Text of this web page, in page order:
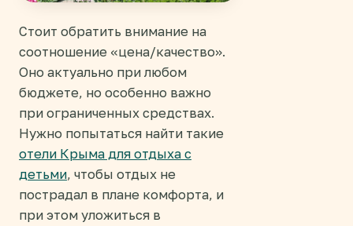
Стоит обратить внимание на
соотношение «цена/качество».
Оно актуально при любом
бюджете, но особенно важно
при ограниченных средствах.
Нужно попытаться найти такие
отели Крыма для отдыха с
детьми, чтобы отдых не
пострадал в плане комфорта, и
при этом уложиться в